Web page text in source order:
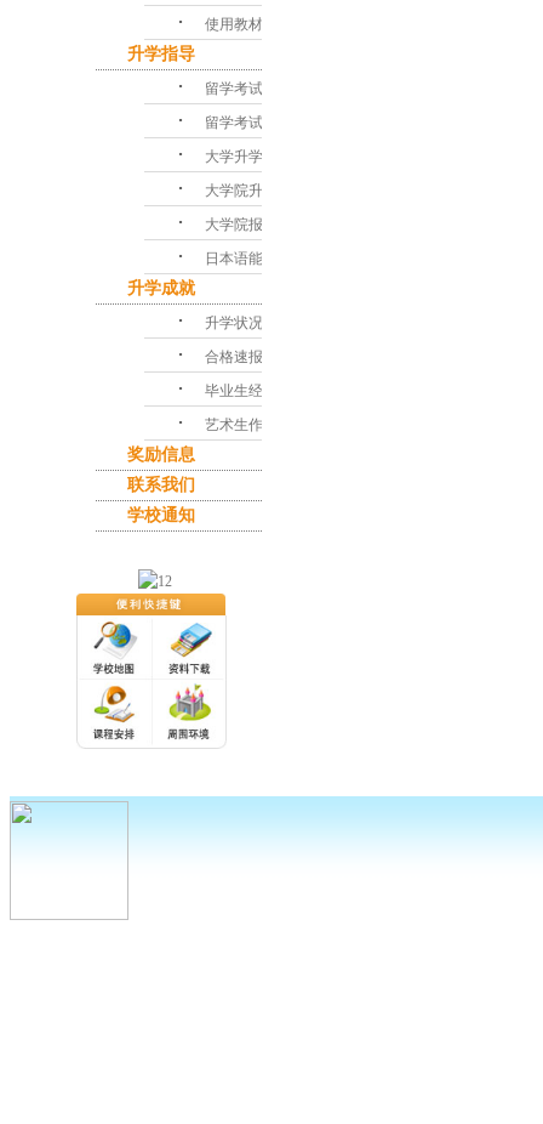
･ 使用教材
升学指导
･ 留学考试对策
･ 留学考试问答
･ 大学升学指导
･ 大学院升学课程
･ 大学院报考指南
･ 日本语能力考试
升学成就
･ 升学状况
･ 合格速报
･ 毕业生经验谈
･ 艺术生作品集
奖励信息
联系我们
学校通知